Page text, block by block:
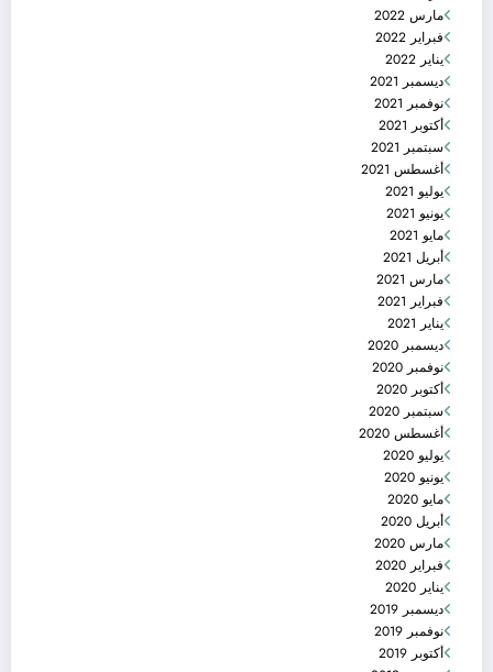
مارس 2022
فبراير 2022
يناير 2022
ديسمبر 2021
نوفمبر 2021
أكتوبر 2021
سبتمبر 2021
أغسطس 2021
يوليو 2021
يونيو 2021
مايو 2021
أبريل 2021
مارس 2021
فبراير 2021
يناير 2021
ديسمبر 2020
نوفمبر 2020
أكتوبر 2020
سبتمبر 2020
أغسطس 2020
يوليو 2020
يونيو 2020
مايو 2020
أبريل 2020
مارس 2020
فبراير 2020
يناير 2020
ديسمبر 2019
نوفمبر 2019
أكتوبر 2019